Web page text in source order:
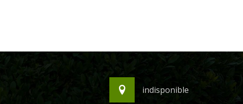
indisponible